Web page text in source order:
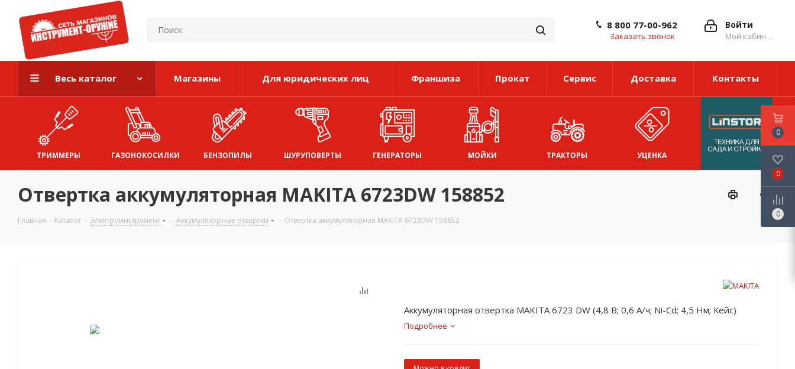
Войти
Мой кабинет
8 800 77-00-962
Заказать звонок
Весь каталог Магазины Для юридических лиц Франшиза Прокат Сервис Доставка Контакты
ТРИММЕРЫ ГАЗОНОКОСИЛКИ БЕНЗОПИЛЫ ШУРУПОВЕРТЫ ГЕНЕРАТОРЫ МОЙКИ ТРАКТОРЫ УЦЕНКА
Отвертка аккумуляторная MAKITA 6723DW 158852
Главная - Каталог - Электроинструмент - Аккумуляторные отвертки - Отвертка аккумуляторная MAKITA 6723DW 158852
Аккумуляторная отвертка MAKITA 6723 DW (4,8 В; 0,6 А/ч; Ni-Cd; 4,5 Нм; Кейс)
Подробнее
0
0
0